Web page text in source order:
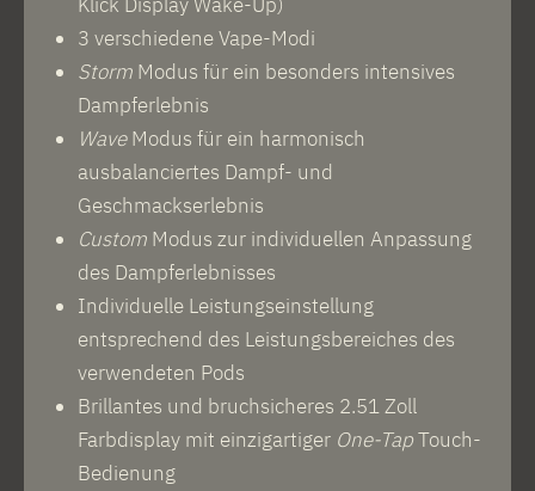
3 verschiedene Vape-Modi
Storm Modus für ein besonders intensives
Dampferlebnis
WaveModus für ein harmonisch
ausbalanciertes Dampf- und
Geschmackserlebnis
Custom Modus zur individuellen Anpassung
des Dampferlebnisses
Individuelle Leistungseinstellung
entsprechend des Leistungsbereiches des
verwendeten Pods
Brillantes und bruchsicheres 2.51 Zoll
Farbdisplay mit einzigartiger One-TapTouch-
Bedienung